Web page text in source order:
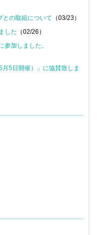
との取組について （03/23）
した （02/26）
参加しました。
5日開催）」に協賛致しま